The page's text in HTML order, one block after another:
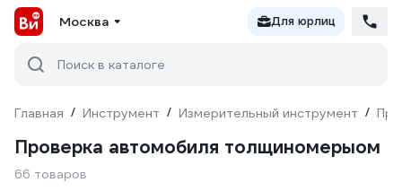
Москва Для юрлиц
Поиск в каталоге
Главная / Инструмент / Измерительный инструмент /
Проверка автомобиля толщиномерыом
66 товаров